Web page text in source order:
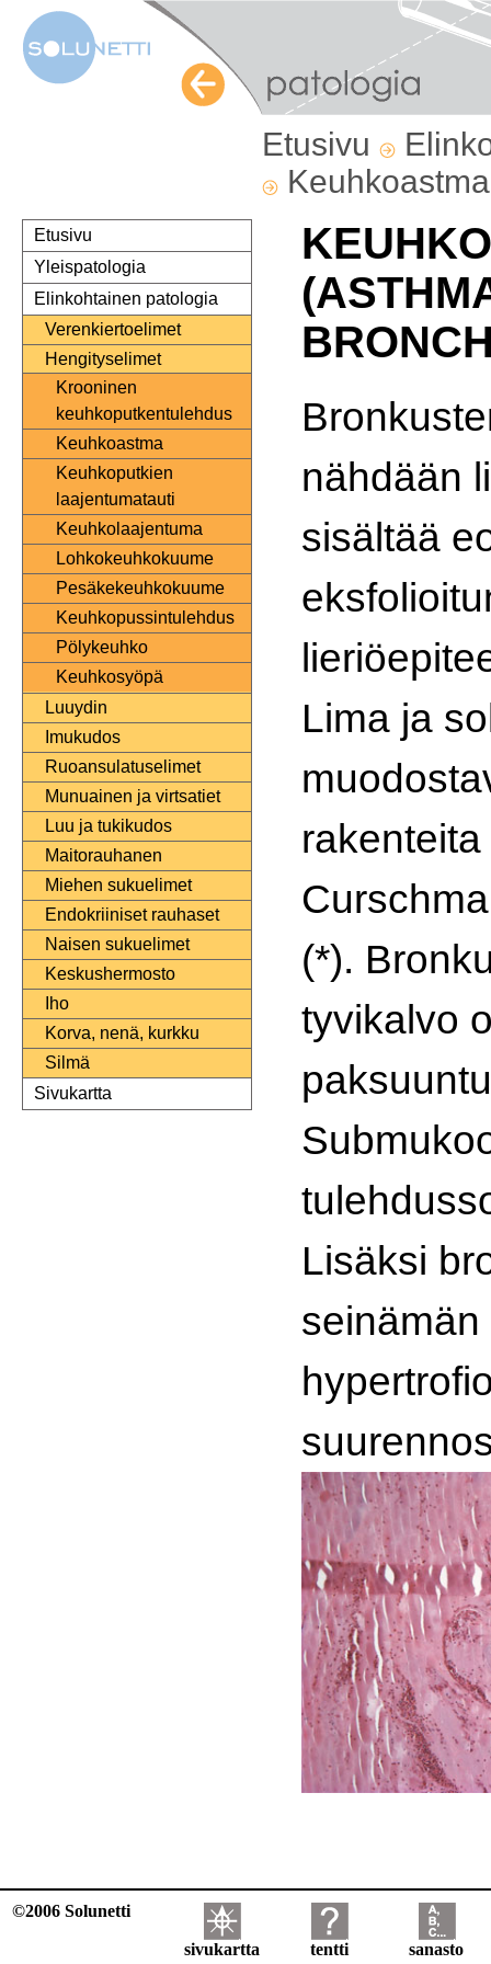
Etusivu
Etusivu
Yleispatologia
Elinkohtainen patologia
Verenkiertoelimet
Hengityselimet
Krooninen
keuhkoputkentulehdus
Keuhkoastma
Keuhkoputkien
laajentumatauti
Keuhkolaajentuma
Lohkokeuhkokuume
Pesäkekeuhkokuume
Keuhkopussintulehdus
Pölykeuhko
Keuhkosyöpä
Luuydin
Imukudos
Ruoansulatuselimet
Munuainen ja virtsatiet
Luu ja tukikudos
Maitorauhanen
Miehen sukuelimet
Endokriiniset rauhaset
Naisen sukuelimet
Keskushermosto
Iho
Korva, nenä, kurkku
Silmä
Sivukartta
nähdään
sisältää
Lima ja
(*).
tyvikalvo
Lisäksi
©2006 Solunetti
sivukartta tentti sanasto